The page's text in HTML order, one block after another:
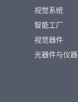
视觉系统
智能工厂
视觉器件
光器件与仪器